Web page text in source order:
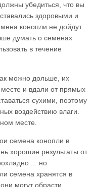
убедиться, что вы
здоровыми и
конопли не дойдут
думать о семенах
в течение
можно дольше, их
и вдали от прямых
сухими, поэтому
воздействию влаги.
месте.
семена конопли в
хорошие результаты от
... но
семена хранятся в
могут обрасти